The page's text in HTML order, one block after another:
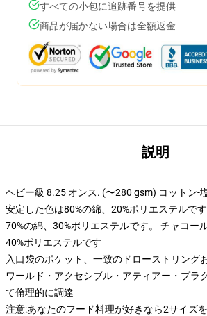
すべての小包に追跡番号を提供
商品が届かない場合は全額返金
説明
ヘビー級 8.25 オンス. (〜280 gsm) コットン-
安定した色は80%の綿、20%ポリエステルで
70%の綿、30%ポリエステルです。 チャコー
40%ポリエステルです
入口袋のポケット、一致のドローストリング
ワールド・アクセシブル・アティアー・プラ
て倫理的に調達
注意:あなたのフード料理が好きなら2サイズ